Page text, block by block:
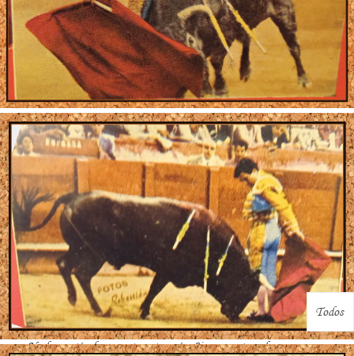
No hay artículos en esta categoría. Si se muestran las